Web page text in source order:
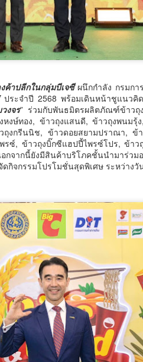
ค้าปลีกในกลุ่มบีเจซีผนึกกำลัง กรมกา
ประจำปี 2568 พร้อมเดินหน้าชูแนวคิ
งจร” ร่วมกับพันธมิตรผลิตภัณฑ์ข้าวถุ
งษ์ทอง, ข้าวถุงแสนดี, ข้าวถุงพนมรุ้
งกรีนนิช, ข้าวดอยสยามปราณา, ข้า
ซ์, ข้าวถุงบิ๊กซีแฮปปี้ไพรซ์โปร, ข้าว
กจากนี้ยังมีสินค้าบริโภคชั้นนำมาร่วม
ดกิจกรรมโปรโมชั่นสุดพิเศษ ระหว่าง
ของระบบ DSD Online
การขับเคลื่อนการพัฒนาก
ทันสมัย
กรมพัฒนาฝีมือแรงงาน ได้รั
ปี พ.ศ.
ต้นตำรับ 4 ภูมิภาค ดัน Soft
ะทรวงวัฒนธรรม แถลงเปิดตัวโครงการ
ค "รสถิ่นไทย" เฟ้นหาเมนูต้นตำรับ 4 ภูมิภ
ลนิธิกองทุนนิยมไทย ร่วมกับกระทรวง
ธรรม แถลงข่าวเปิดตัวโครงการประกว
ย" ณ มูลนิธิกองทุนนิยมไทย เขตบางรัก
บ และส่งเสริมอัตลักษณ์อาหารท้องถิ่นไทยสู่
จ และการท่องเที่ยวเชิงอาหาร อย่างยั่งยืน
อย! แกะรอยขยายผลกลุ่มนักบิน
โล ก่อนเข้ากลางกรุง
อยขยายผลกลุ่มนักบิน จับไอซ์ล๊อตมหึมาก
มา กก.สืบสวนนครบาล 1 บช.น.
และรับรองวัดคาทอลิกแห่งใหม่หนุน
เป็นแหล่งปลูกฝังคุณธรรมของศา
วัดคาทอลิกแห่งใหม่หนุนบทบาทศาสนสถา
ศาสนิกชน
มนตรีว่าการกระทรวงวัฒนธรรม (รมว.วธ.)
ตรี (ครม.) เมื่อวันที่ 5 สิงหาคม 2569 มีมติ
จำนวน 5 แห่ง และเห็นชอบการรับรองวัด